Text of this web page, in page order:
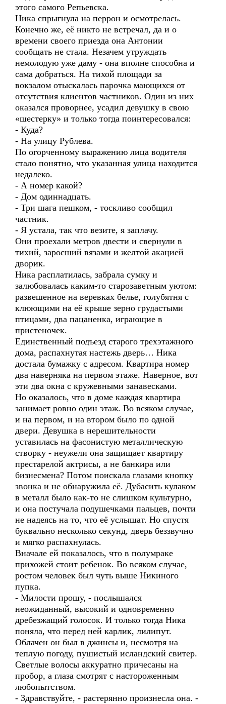
этого самого Репьевска.
Ника спрыгнула на перрон и осмотрелась.
Конечно же, её никто не встречал, да и о
времени своего приезда она Антонии
сообщать не стала. Незачем утруждать
немолодую уже даму - она вполне способна и
сама добраться. На тихой площади за
вокзалом отыскалась парочка мающихся от
отсутствия клиентов частников. Один из них
оказался проворнее, усадил девушку в свою
«шестерку» и только тогда поинтересовался:
- Куда?
- На улицу Рублева.
По огорченному выражению лица водителя
стало понятно, что указанная улица находится
недалеко.
- А номер какой?
- Дом одиннадцать.
- Три шага пешком, - тоскливо сообщил
частник.
- Я устала, так что везите, я заплачу.
Они проехали метров двести и свернули в
тихий, заросший вязами и желтой акацией
дворик.
Ника расплатилась, забрала сумку и
залюбовалась каким-то старозаветным уютом:
развешенное на веревках белье, голубятня с
клюющими на её крыше зерно грудастыми
птицами, два пацаненка, играющие в
пристеночек.
Единственный подъезд старого трехэтажного
дома, распахнутая настежь дверь… Ника
достала бумажку с адресом. Квартира номер
два наверняка на первом этаже. Наверное, вот
эти два окна с кружевными занавесками.
Но оказалось, что в доме каждая квартира
занимает ровно один этаж. Во всяком случае,
и на первом, и на втором было по одной
двери. Девушка в нерешительности
уставилась на фасонистую металлическую
створку - неужели она защищает квартиру
престарелой актрисы, а не банкира или
бизнесмена? Потом поискала глазами кнопку
звонка и не обнаружила её. Дубасить кулаком
в металл было как-то не слишком культурно,
и она постучала подушечками пальцев, почти
не надеясь на то, что её услышат. Но спустя
буквально несколько секунд, дверь беззвучно
и мягко распахнулась.
Вначале ей показалось, что в полумраке
прихожей стоит ребенок. Во всяком случае,
ростом человек был чуть выше Никиного
пупка.
- Милости прошу, - послышался
неожиданный, высокий и одновременно
дребезжащий голосок. И только тогда Ника
поняла, что перед ней карлик, лилипут.
Облачен он был в джинсы и, несмотря на
теплую погоду, пушистый исландский свитер.
Светлые волосы аккуратно причесаны на
пробор, а глаза смотрят с настороженным
любопытством.
- Здравствуйте, - растерянно произнесла она. -